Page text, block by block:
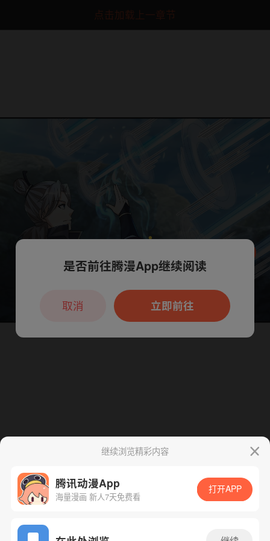
点击加载上一章节
App免费看
继续浏览精彩内容
腾讯动漫App
海量漫画 新人7天免费看
打开APP
本章节仅支持App阅读，可打开App新用
户7天免费看
是否前往腾漫App继续阅读
立即前往
取消